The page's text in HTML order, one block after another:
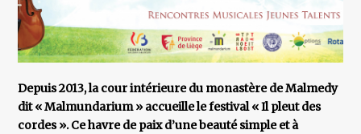
Depuis 2013, la cour intérieure du monastère de Malmedy
dit « Malmundarium » accueille le festival « Il pleut des
cordes ». Ce havre de paix d’une beauté simple et à